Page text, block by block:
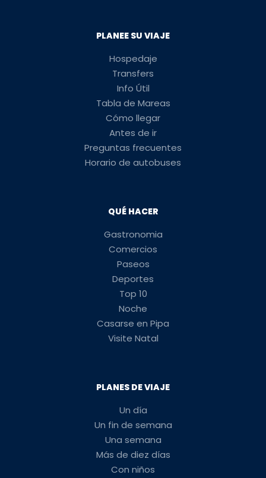
PLANEE SU VIAJE
Hospedaje
Transfers
Info Útil
Tabla de Mareas
Cómo llegar
Antes de ir
Preguntas frecuentes
Horario de autobuses
QUÉ HACER
Gastronomia
Comercios
Paseos
Deportes
Top 10
Noche
Casarse en Pipa
Visite Natal
PLANES DE VIAJE
Un día
Un fin de semana
Una semana
Más de diez días
Con niños